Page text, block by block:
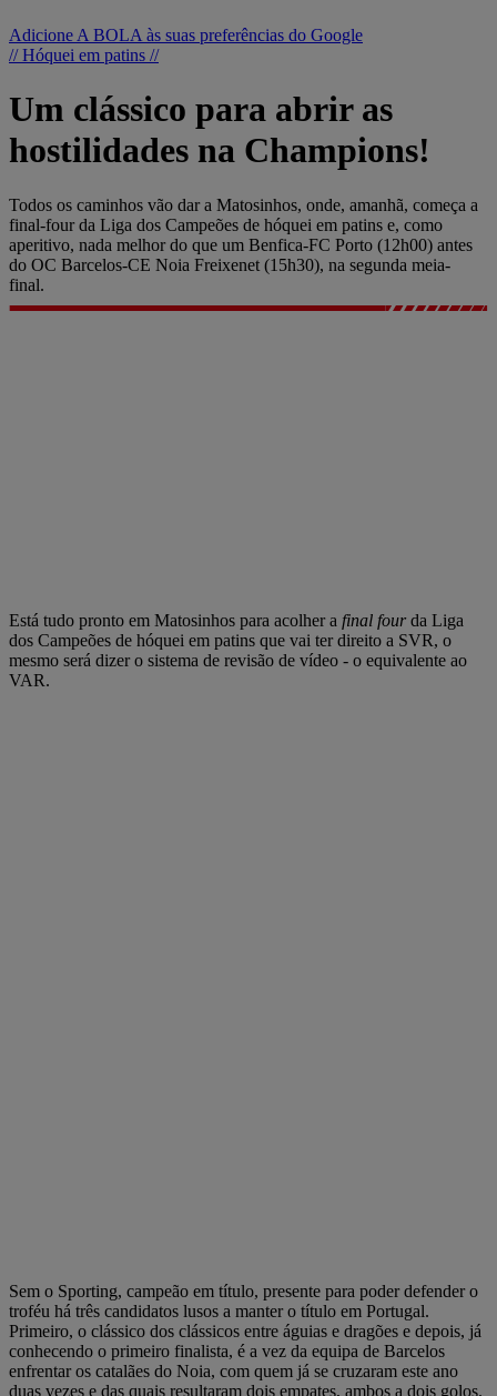
Adicione A BOLA às suas preferências do Google
// Hóquei em patins //
Um clássico para abrir as
hostilidades na Champions!
Todos os caminhos vão dar a Matosinhos, onde, amanhã, começa a
final-four da Liga dos Campeões de hóquei em patins e, como
aperitivo, nada melhor do que um Benfica-FC Porto (12h00) antes
do OC Barcelos-CE Noia Freixenet (15h30), na segunda meia-
final.
Está tudo pronto em Matosinhos para acolher a final fourda Liga
dos Campeões de hóquei em patins que vai ter direito a SVR, o
mesmo será dizer o sistema de revisão de vídeo - o equivalente ao
VAR.
Sem o Sporting, campeão em título, presente para poder defender o
troféu há três candidatos lusos a manter o título em Portugal.
Primeiro, o clássico dos clássicos entre águias e dragões e depois, já
conhecendo o primeiro finalista, é a vez da equipa de Barcelos
enfrentar os catalães do Noia, com quem já se cruzaram este ano
duas vezes e das quais resultaram dois empates, ambos a dois golos.